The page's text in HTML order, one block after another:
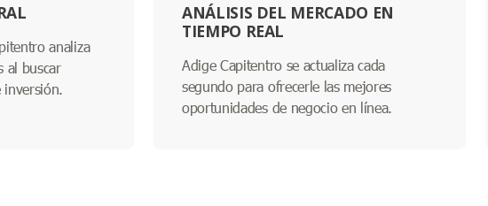
analiza
al buscar
inversión.
ANÁLISIS DEL MERCADO EN
TIEMPO REAL
Adige Capitentro se actualiza cada
segundo para ofrecerle las mejores
oportunidades de negocio en línea.